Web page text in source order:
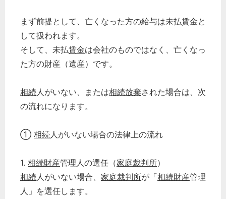
まず前提として、亡くなった方の給与は未払賃金と
して扱われます。
そして、未払賃金は会社のものではなく、亡くなっ
た方の財産（遺産）です。
相続人がいない、または相続放棄された場合は、次
の流れになります。
① 相続人がいない場合の法律上の流れ
1. 相続財産管理人の選任（家庭裁判所）
相続人がいない場合、 家庭裁判所が「相続財産管理
人」を選任します。